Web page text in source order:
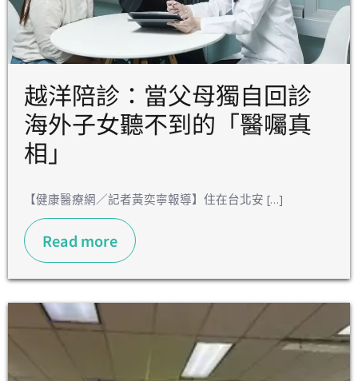
越洋陪診：當父母獨自回診
海外子女聽不到的「醫囑真
相」
【健康醫療網／記者黃奕寧報導】住在台北安 […]
Read more